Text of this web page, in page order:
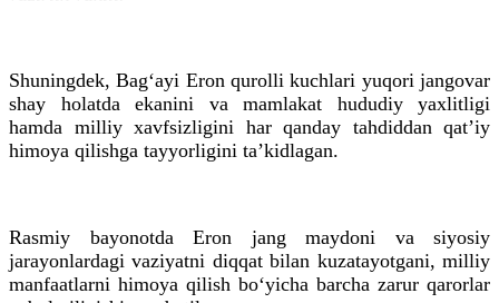
Shuningdek, Bag‘ayi Eron qurolli kuchlari yuqori jangovar
shay holatda ekanini va mamlakat hududiy yaxlitligi
hamda milliy xavfsizligini har qanday tahdiddan qat’iy
himoya qilishga tayyorligini ta’kidlagan.
Rasmiy bayonotda Eron jang maydoni va siyosiy
jarayonlardagi vaziyatni diqqat bilan kuzatayotgani, milliy
manfaatlarni himoya qilish bo‘yicha barcha zarur qarorlar